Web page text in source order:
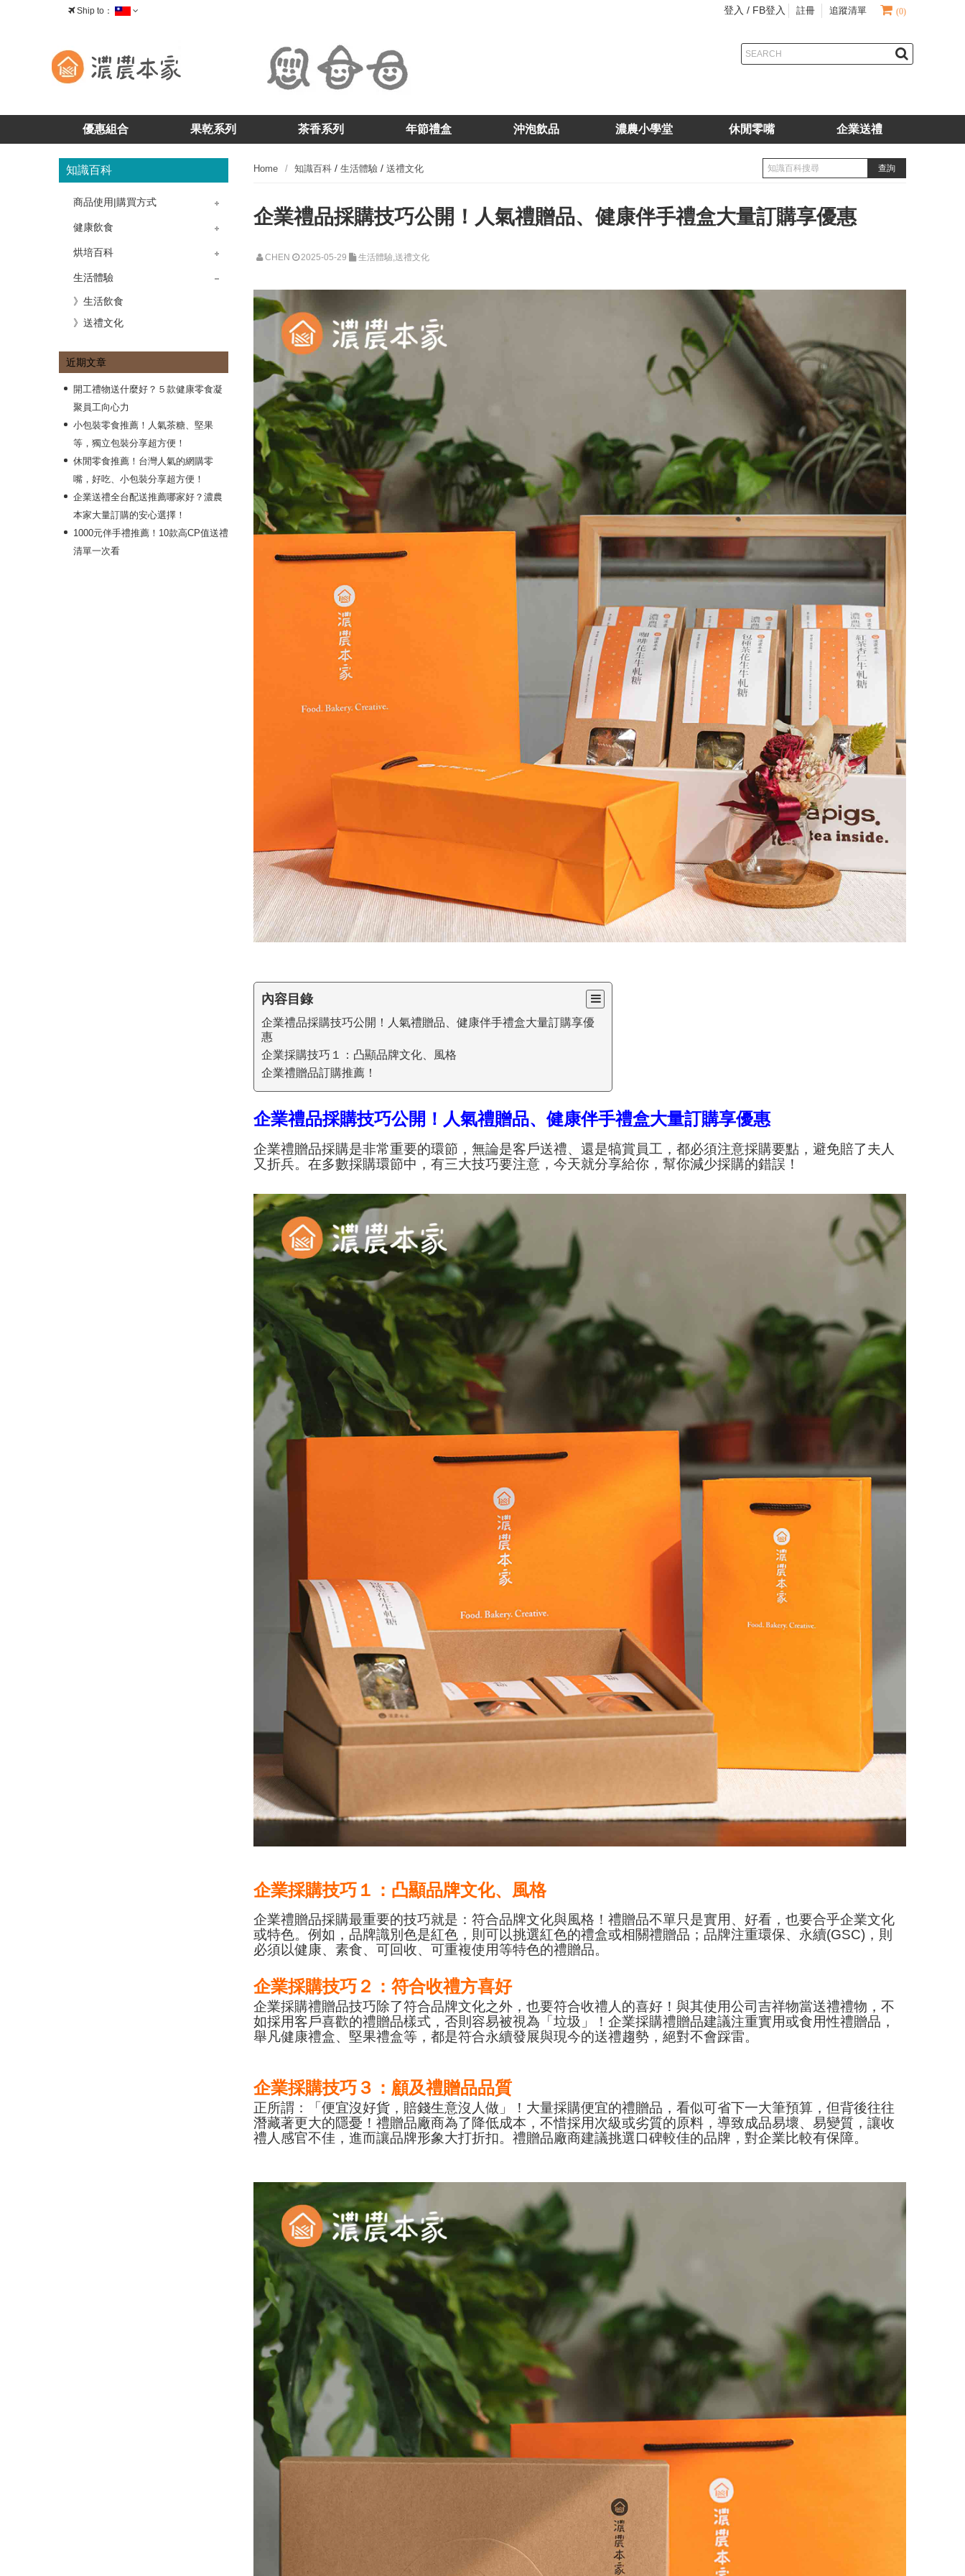
(0)
登入 / FB登入 註冊 追蹤清單
Ship to：
優惠組合 果乾系列 茶香系列 年節禮盒 沖泡飲品 濃農小學堂 休閒零嘴 企業送禮
知識百科
商品使用|購買方式
》茶香-茶酥
》茶香-核桃糕
》茶香-牛軋糖
》茶香-茶糖
》果乾-藍莓乾
》果乾-蔓越莓乾
》果乾-櫻桃乾
》果乾問題
》購物問題
》產品問題
》掛耳包咖啡
健康飲食
》飲食菜單
》冷飲熱飲
烘培百科
》烘培教室
》蛋糕點心
生活體驗
》生活飲食
》送禮文化
近期文章
開工禮物送什麼好？５款健康零食凝
聚員工向心力
小包裝零食推薦！人氣茶糖、堅果
等，獨立包裝分享超方便！
休閒零食推薦！台灣人氣的網購零
嘴，好吃、小包裝分享超方便！
企業送禮全台配送推薦哪家好？濃農
本家大量訂購的安心選擇！
1000元伴手禮推薦！10款高CP值送禮
清單一次看
Home 知識百科 /生活體驗 /送禮文化
企業禮品採購技巧公開！人氣禮贈品、健康伴手禮盒大量訂購享優惠
CHEN 2025-05-29 生活體驗,送禮文化
內容目錄
企業禮品採購技巧公開！人氣禮贈品、健康伴手禮盒大量訂購享優
惠
企業採購技巧１：凸顯品牌文化、風格
企業禮贈品訂購推薦！
企業禮品採購技巧公開！人氣禮贈品、健康伴手禮盒大量訂購享優惠
企業禮贈品採購是非常重要的環節，無論是客戶送禮、還是犒賞員工，都必須注意採購要點，避免賠了夫人
又折兵。在多數採購環節中，有三大技巧要注意，今天就分享給你，幫你減少採購的錯誤！
企業採購技巧１：凸顯品牌文化、風格
企業禮贈品採購最重要的技巧就是：符合品牌文化與風格！禮贈品不單只是實用、好看，也要合乎企業文化
或特色。例如，品牌識別色是紅色，則可以挑選紅色的禮盒或相關禮贈品；品牌注重環保、永續(GSC)，則
必須以健康、素食、可回收、可重複使用等特色的禮贈品。
企業採購技巧２：符合收禮方喜好
企業採購禮贈品技巧除了符合品牌文化之外，也要符合收禮人的喜好！與其使用公司吉祥物當送禮禮物，不
如採用客戶喜歡的禮贈品樣式，否則容易被視為「垃圾」！企業採購禮贈品建議注重實用或食用性禮贈品，
舉凡健康禮盒、堅果禮盒等，都是符合永續發展與現今的送禮趨勢，絕對不會踩雷。
企業採購技巧３：顧及禮贈品品質
正所謂：「便宜沒好貨，賠錢生意沒人做」！大量採購便宜的禮贈品，看似可省下一大筆預算，但背後往往
潛藏著更大的隱憂！禮贈品廠商為了降低成本，不惜採用次級或劣質的原料，導致成品易壞、易變質，讓收
禮人感官不佳，進而讓品牌形象大打折扣。禮贈品廠商建議挑選口碑較佳的品牌，對企業比較有保障。